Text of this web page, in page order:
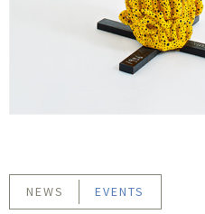
NEWS EVENTS